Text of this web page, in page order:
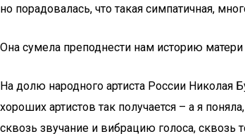
но порадовалась, что такая симпатичная,
Она сумела преподнести нам историю
На долю народного артиста России
хороших артистов так получается – а я
сквозь звучание и вибрацию голоса,